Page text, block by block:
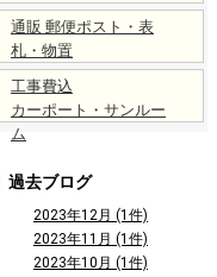
通販 郵便ポスト・表
札・物置
工事費込
カーポート・サンルー
ム
過去ブログ
2023年12月 (1件)
2023年11月 (1件)
2023年10月 (1件)